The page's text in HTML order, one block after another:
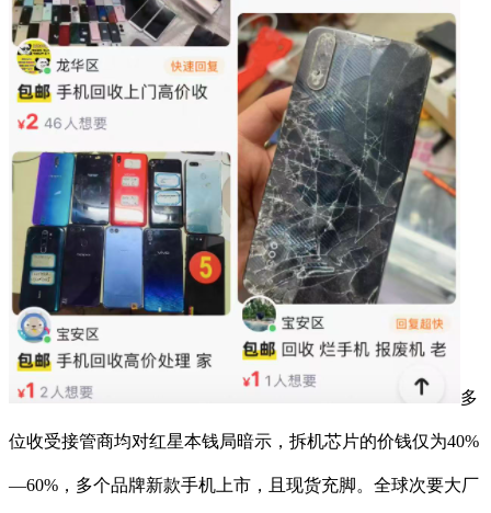
多
位收受接管商均对红星本钱局暗示，拆机芯片的价钱仅为40%
—60%，多个品牌新款手机上市，且现货充脚。全球次要大厂